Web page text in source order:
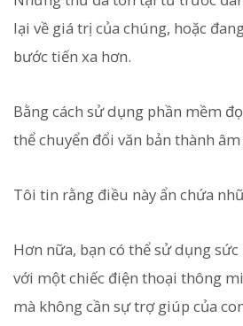
lại về giá trị của chúng, hoặc
bước tiến xa hơn.
Bằng cách sử dụng phần mềm
thể chuyển đổi văn bản thành
Tôi tin rằng điều này ẩn chứa
Hơn nữa, bạn có thể sử dụng
với một chiếc điện thoại thông
mà không cần sự trợ giúp của